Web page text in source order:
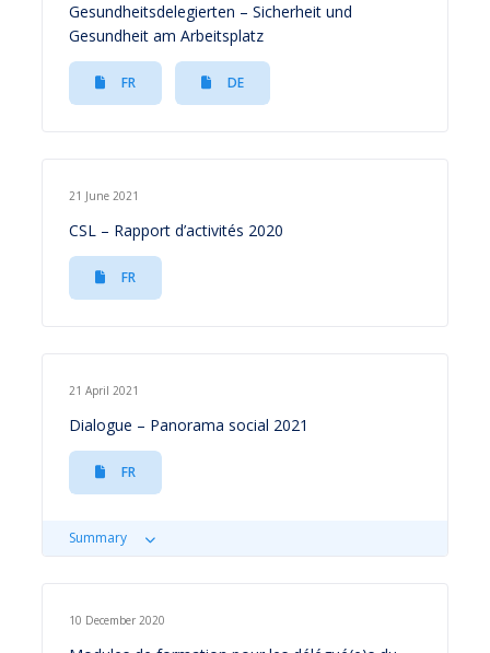
Gesundheitsdelegierten – Sicherheit und
Gesundheit am Arbeitsplatz
FR DE
21 June 2021
CSL – Rapport d’activités 2020
FR
21 April 2021
Dialogue – Panorama social 2021
FR
Summary
10 December 2020